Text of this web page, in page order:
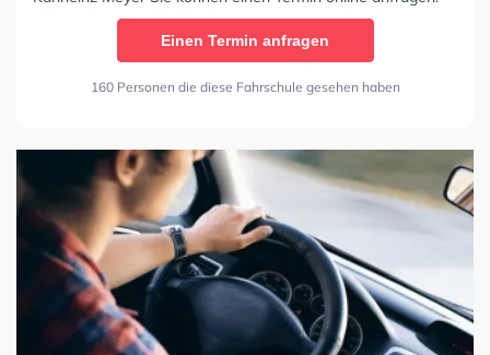
Einen Termin anfragen
160 Personen die diese Fahrschule gesehen haben